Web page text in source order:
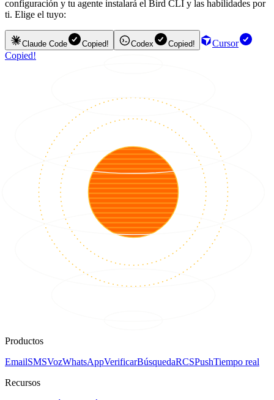
configuración y tu agente instalará el Bird CLI y las habilidades por
ti. Elige el tuyo:
Claude Code Copied! Codex Copied!
Cursor
Copied!
Productos
EmailSMSVozWhatsAppVerificarBúsquedaRCSPushTiempo real
Recursos